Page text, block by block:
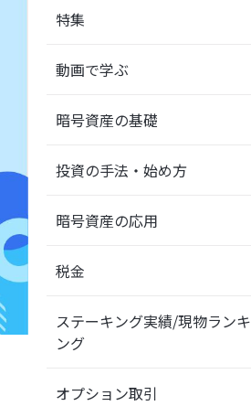
特集
動画で学ぶ
暗号資産の基礎
投資の手法・始め方
暗号資産の応用
税金
ステーキング実績/現物ランキ
ング
オプション取引